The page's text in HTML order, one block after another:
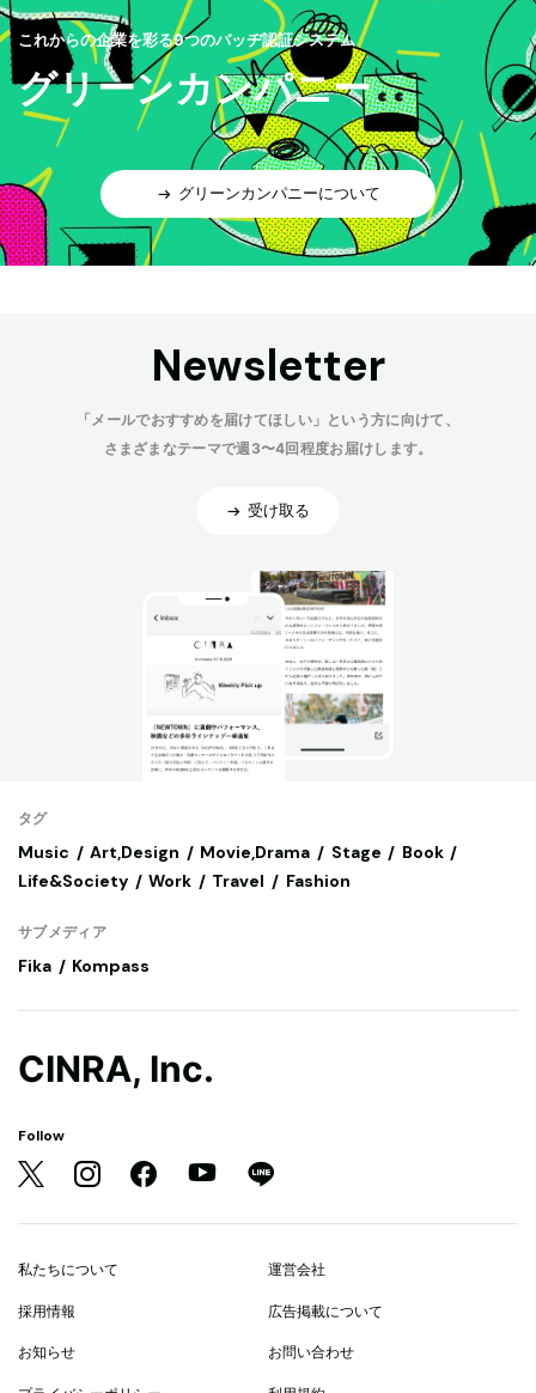
これからの企業を彩る9つのバッヂ認証システム
グリーンカンパニー
グリーンカンパニーについて
Newsletter
「メールでおすすめを届けてほしい」という方に向けて、
さまざまなテーマで週3〜4回程度お届けします。
受け取る
タグ
Music Art,Design Movie,Drama Stage
Book
Life&Society
Work Travel Fashion
サブメディア
Fika Kompass
CINRA, Inc.
Follow
私たちについて 運営会社
採用情報 広告掲載について
お知らせ お問い合わせ